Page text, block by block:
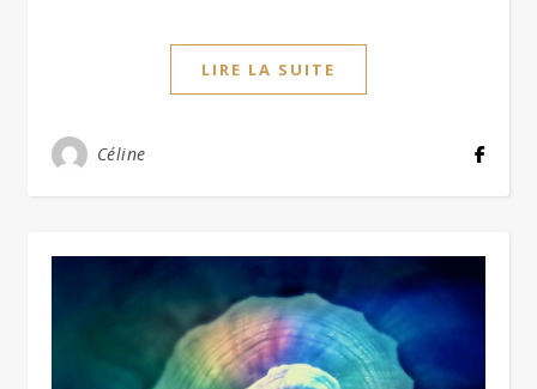
LIRE LA SUITE
Céline